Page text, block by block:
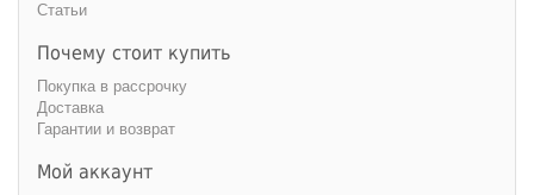
Статьи
Почему стоит купить
Покупка в рассрочку
Доставка
Гарантии и возврат
Мой аккаунт